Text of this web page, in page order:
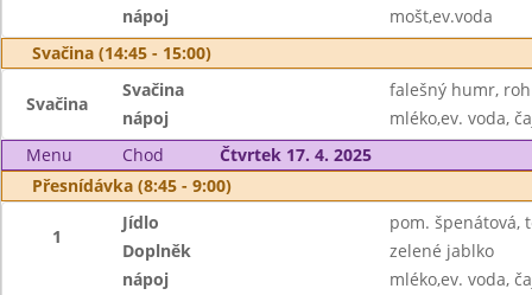
nápoj
mošt,ev.voda
Svačina (14:45 - 15:00)
Svačina
Svačina
falešný humr,
nápoj
mléko,ev. voda,
Menu
Chod
Čtvrtek 17. 4. 2025
Přesnídávka (8:45 - 9:00)
1
Jídlo
pom. špenátová,
Doplněk
zelené jablko
nápoj
mléko,ev. voda,